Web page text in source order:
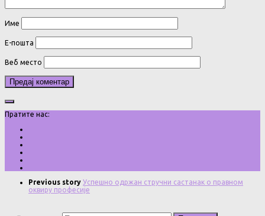
Име
Е-пошта
Веб место
Пратите нас:
Previous story Успешно одржан стручни састанак о правном
оквиру професије